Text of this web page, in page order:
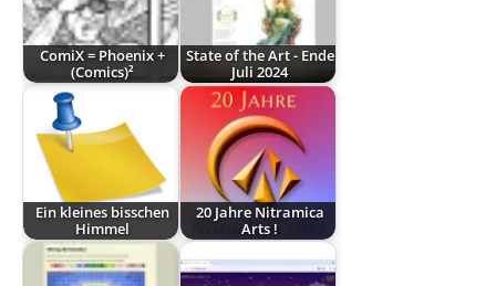
ComiX = Phoenix +
(Comics)²
State of the Art - Ende
Juli 2024
Ein kleines bisschen
Himmel
20 Jahre Nitramica
Arts !